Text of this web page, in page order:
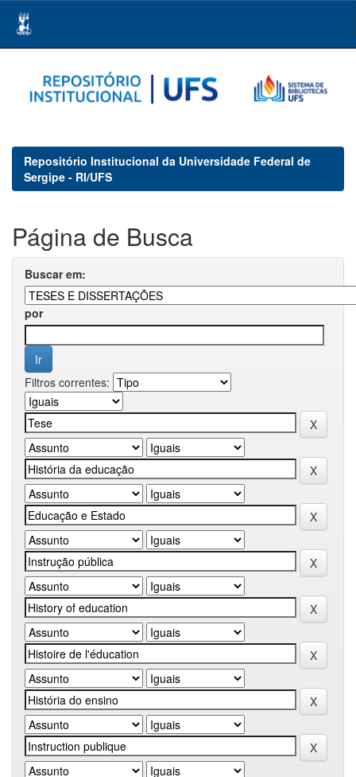
navigation
Repositório Institucional da Universidade Federal de
Sergipe - RI/UFS
Página de Busca
Buscar em:
por
Filtros correntes: